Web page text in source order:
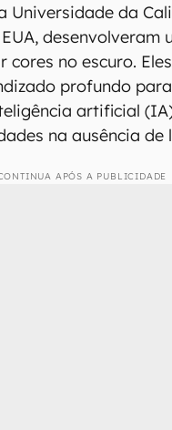
Universidade da
desenvolveram
cores no escuro.
profundo
artificial
na ausência de
APÓS A PUBLICIDADE